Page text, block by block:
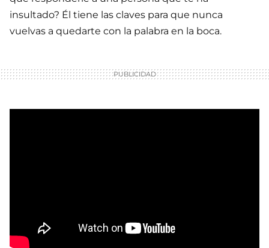
insultado? Él tiene las claves para que nunca
vuelvas a quedarte con la palabra en la boca.